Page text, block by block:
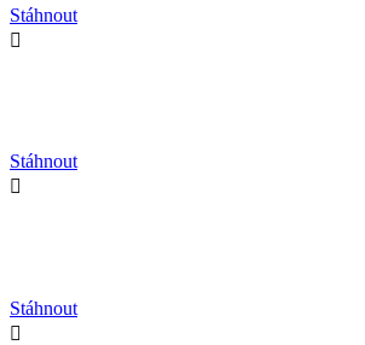
Stáhnout

Stáhnout

Stáhnout
